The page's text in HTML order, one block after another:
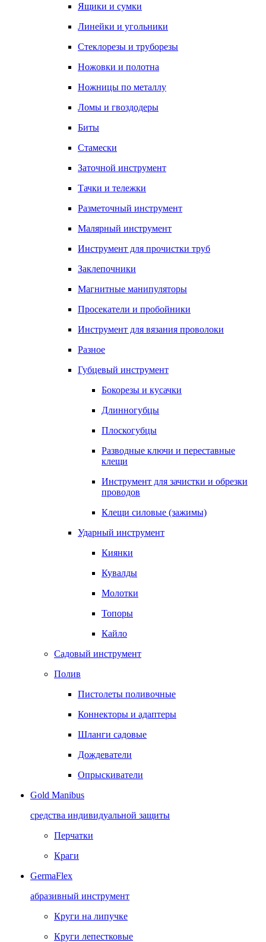
Ящики и сумки
Линейки и угольники
Стеклорезы и труборезы
Ножовки и полотна
Ножницы по металлу
Ломы и гвоздодеры
Биты
Стамески
Заточной инструмент
Тачки и тележки
Разметочный инструмент
Малярный инструмент
Инструмент для прочистки труб
Заклепочники
Магнитные манипуляторы
Просекатели и пробойники
Инструмент для вязания проволоки
Разное
Губцевый инструмент
Бокорезы и кусачки
Длинногубцы
Плоскогубцы
Разводные ключи и переставные
клещи
Инструмент для зачистки и обрезки
проводов
Клещи силовые (зажимы)
Ударный инструмент
Киянки
Кувалды
Молотки
Топоры
Кайло
Садовый инструмент
Полив
Пистолеты поливочные
Коннекторы и адаптеры
Шланги садовые
Дождеватели
Опрыскиватели
Gold Manibus
средства индивидуальной защиты
Перчатки
Краги
GermaFlex
абразивный инструмент
Круги на липучке
Круги лепестковые